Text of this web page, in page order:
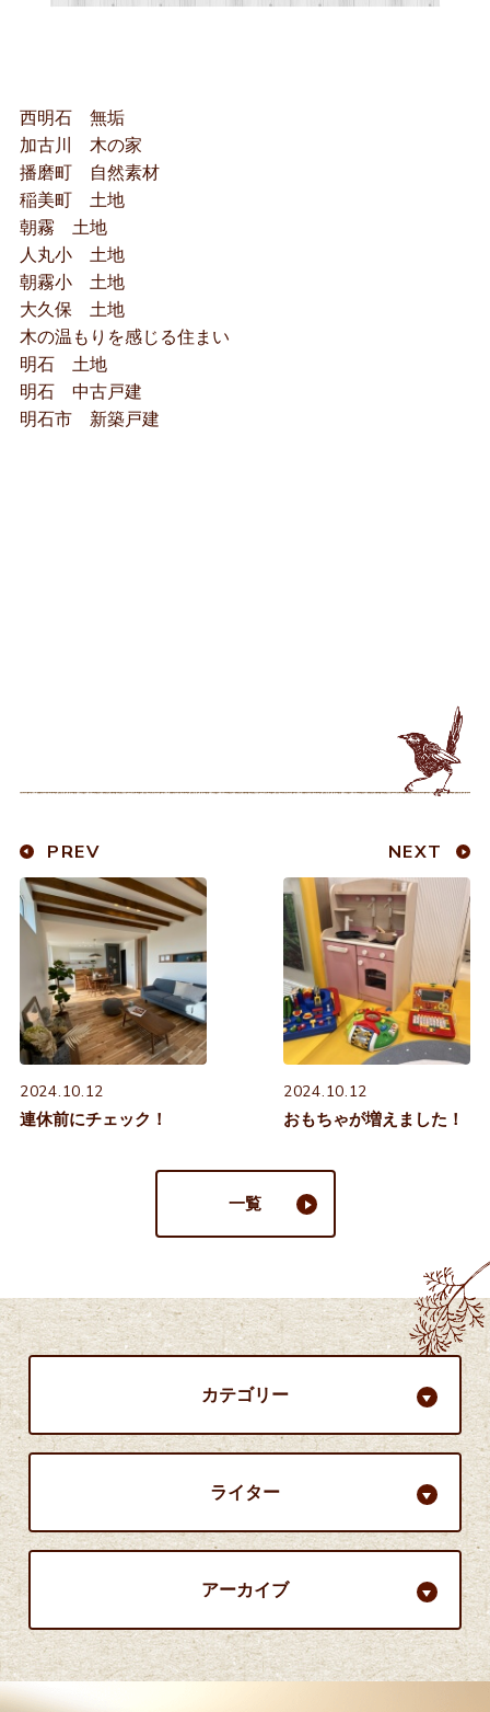
西明石 無垢
加古川 木の家
播磨町 自然素材
稲美町 土地
朝霧 土地
人丸小 土地
朝霧小 土地
大久保 土地
木の温もりを感じる住まい
明石 土地
明石 中古戸建
明石市 新築戸建
PREV
2024.10.12
連休前にチェック！
NEXT
2024.10.12
おもちゃが増えました！
一覧
カテゴリー
ライター
アーカイブ